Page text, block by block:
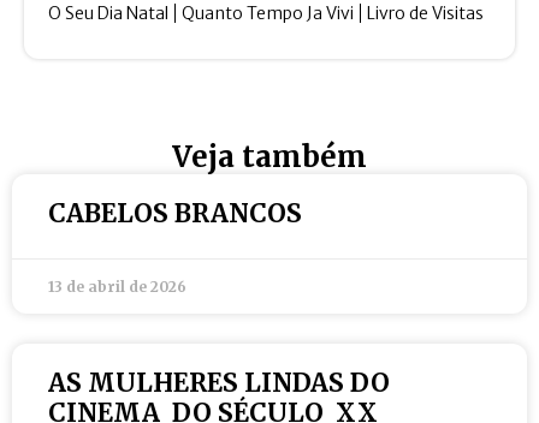
O Seu Dia Natal Quanto Tempo Ja Vivi Livro de Visitas
Veja também
CABELOS BRANCOS
13 de abril de 2026
AS MULHERES LINDAS DO
CINEMA DO SÉCULO XX